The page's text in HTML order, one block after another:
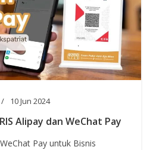
10 Jun 2024
Alipay dan WeChat Pay
Pay untuk Bisnis